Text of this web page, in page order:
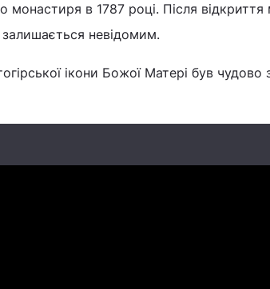
монастиря в 1787 році. Після
невідомим.
ікони Божої Матері був чудово